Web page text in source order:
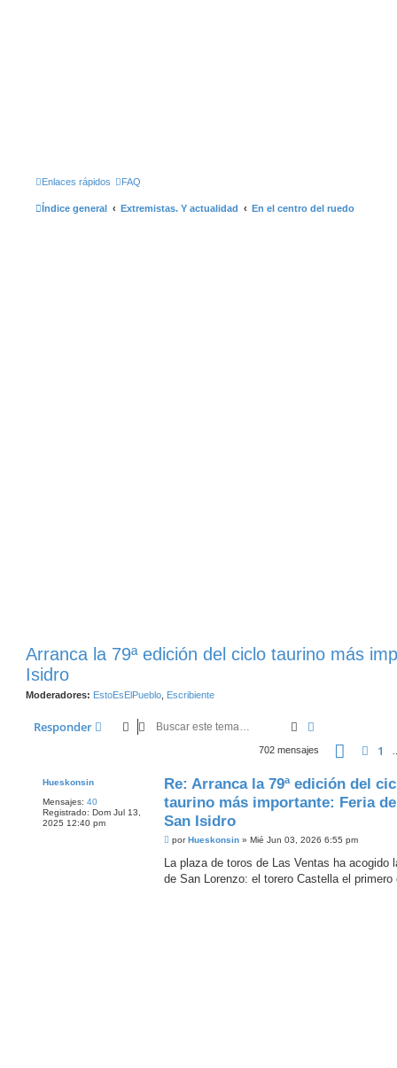
Enlaces rápidos FAQ
Índice general Extremistas. Y actualidad En el centro del ruedo
Arranca la 79ª edición del ciclo taurino más
Isidro
Moderadores: EstoEsElPueblo Escribiente
Responder Buscar
702 mensajes Página1
Hueskonsin
Mensajes: 40
Registrado: Dom Jul 13,
2025 12:40 pm
Re: Arranca la 79ª edición del
taurino más importante: Feria de
San Isidro
M
n
a
porHueskonsin» Mié Jun 03, 2026 6:55 pm
La plaza de toros de Las Ventas ha acogido
de San Lorenzo: el torero Castella el primero